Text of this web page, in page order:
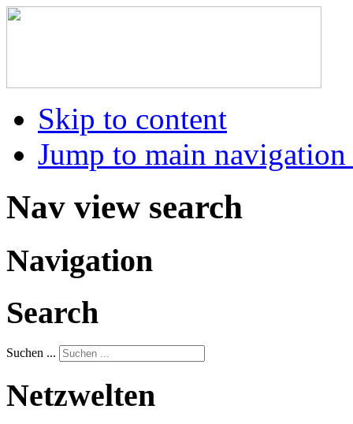
Skip to content
Jump to main
Nav view search
Navigation
Search
Suchen ...
Netzwelten